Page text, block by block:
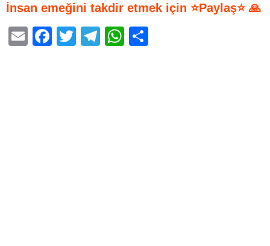
İnsan emeğini takdir etmek için ⭐Paylaş⭐ 🙏
E
F
T
T
W